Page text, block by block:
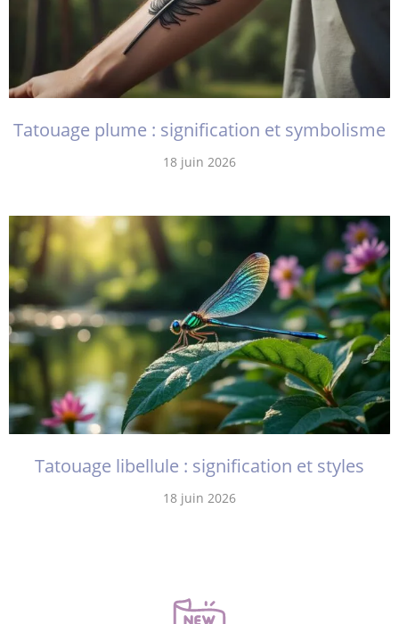
Tatouage plume : signification et symbolisme
18 juin 2026
Tatouage libellule : signification et styles
18 juin 2026